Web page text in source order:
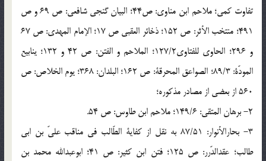
تفاوت کمی؛ ملاحم ابن مناوی: ص44؛ البیان گنجی شافعی: ص 69 و ص
491؛ منتخب الأثر: ص 152؛ ذخائر العقبی ص 17؛ الإمام المهدی: ص 67
و 296؛ الحاوی للفتاوی127/2؛ الملاحم و الفتن: ص 42 و 132؛ ینابیع
المودّة: 89/3؛ الصواعق المحرقة: ص 162؛ البلدان: 368؛ یوم الخلاص: ص
560 از بعضی از مصادر مذکوره؛
2- برهان المتقی: 149/6؛ ملاحم ابن طاوس: ص 54.
3- بحارالأنوار: 87/51 به نقل از کفایة الطّالب فی مناقب علیّ بن ابی
طالب؛ عقدالدّرر: ص 125؛ فتن ابن کثیر: ص 41؛ ابوعبدالله محمد بن